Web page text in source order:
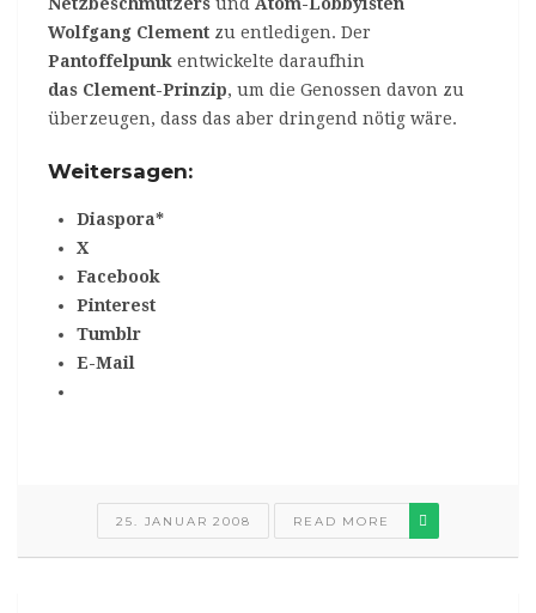
Wolfgang Clement zu entledigen. Der
Pantoffelpunk entwickelte daraufhin
das Clement-Prinzip, um die Genossen davon zu
überzeugen, dass das aber dringend nötig wäre.
Weitersagen:
Diaspora*
X
Facebook
Pinterest
Tumblr
E-Mail
25. JANUAR 2008 READ MORE